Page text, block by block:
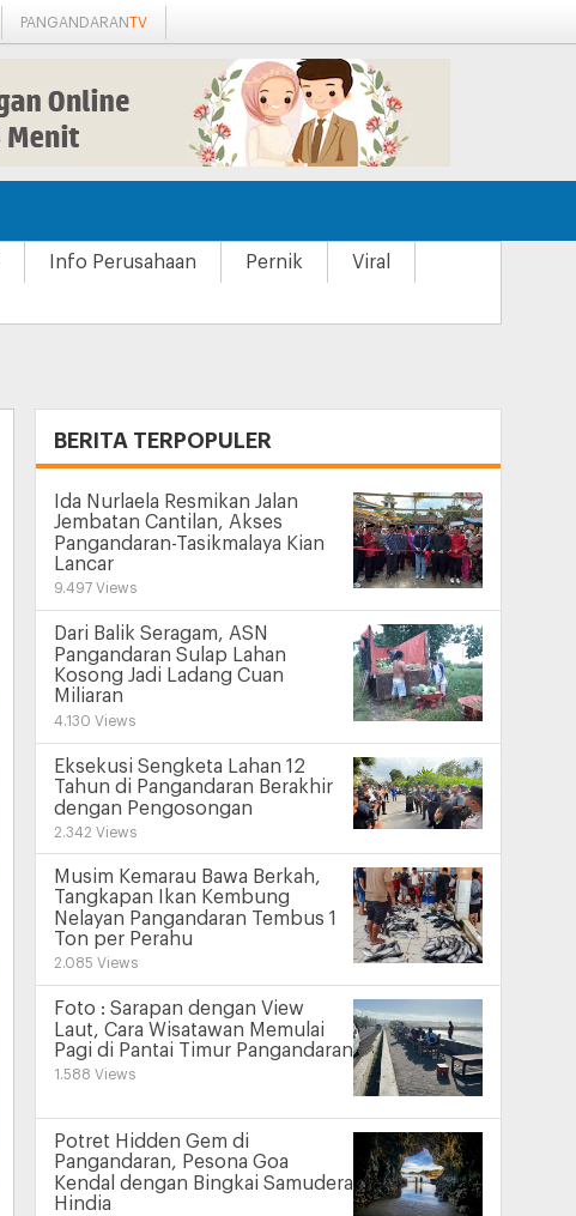
PANGANDARANTV
Info Perusahaan Pernik Viral
BERITA TERPOPULER
Ida Nurlaela Resmikan Jalan
Jembatan Cantilan, Akses
Pangandaran-Tasikmalaya Kian
Lancar
9.497 Views
Dari Balik Seragam, ASN
Pangandaran Sulap Lahan
Kosong Jadi Ladang Cuan
Miliaran
4.130 Views
Eksekusi Sengketa Lahan 12
Tahun di Pangandaran Berakhir
dengan Pengosongan
2.342 Views
Musim Kemarau Bawa Berkah,
Tangkapan Ikan Kembung
Nelayan Pangandaran Tembus 1
Ton per Perahu
2.085 Views
Foto : Sarapan dengan View
Laut, Cara Wisatawan Memulai
Pagi di Pantai Timur Pangandaran
1.588 Views
Potret Hidden Gem di
Pangandaran, Pesona Goa
Kendal dengan Bingkai Samudera
Hindia